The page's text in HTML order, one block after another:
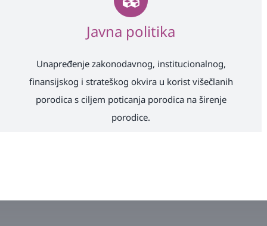
Javna politika
Unapređenje zakonodavnog, institucionalnog,
finansijskog i strateškog okvira u korist višečlanih
porodica s ciljem poticanja porodica na širenje
porodice.